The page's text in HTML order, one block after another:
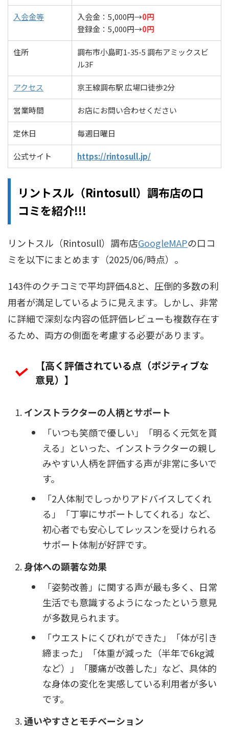
入会金等 入会金：5,000円→0円
登録金：5,000円→0円
住所
調布市小島町1-35-5 調布アミックスビ
ル3F
アクセス 京王線調布駅 広場口徒歩2分
営業時間 お店にお問い合わせください
定休日 毎週日曜日
公式サイト https://rintosull.jp/
リントスル（Rintosull）調布店の口
コミを紹介!!!
リントスル（Rintosull）調布店GoogleMAPの口コ
ミを以下にまとめます（2025/06/時点）。
143件のクチコミで平均評価4.8と、圧倒的多数の利
用者が満足しているように見えます。しかし、非常
に詳細で深刻な内容の低評価レビューも複数存在す
るため、両方の側面を考慮する必要があります。
【高く評価されている点（ポジティブな
意見）】
インストラクターの人柄とサポート
「いつも笑顔で優しい」「明るく元気を貰
える」といった、インストラクターの親し
みやすい人柄を評価する声が非常に多いで
す。
「2人体制でしっかりアドバイスしてくれ
る」「丁寧にサポートしてくれる」など、
初心者でも安心してレッスンを受けられる
サポート体制が好評です。
身体への顕著な効果
「姿勢改善」に関する声が最も多く、日常
生活でも意識するようになったという意見
が多数見られます。
「ウエストにくびれができた」「体が引き
締まった」「体重が減った（半年で6kg減
など）」「腰痛が改善した」など、具体的
な身体の変化を実感している利用者が多い
です。
通いやすさとモチベーション